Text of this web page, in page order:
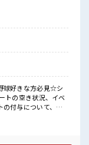
好きな方必見☆シ
トの空き状況、イベ
の付与について、資